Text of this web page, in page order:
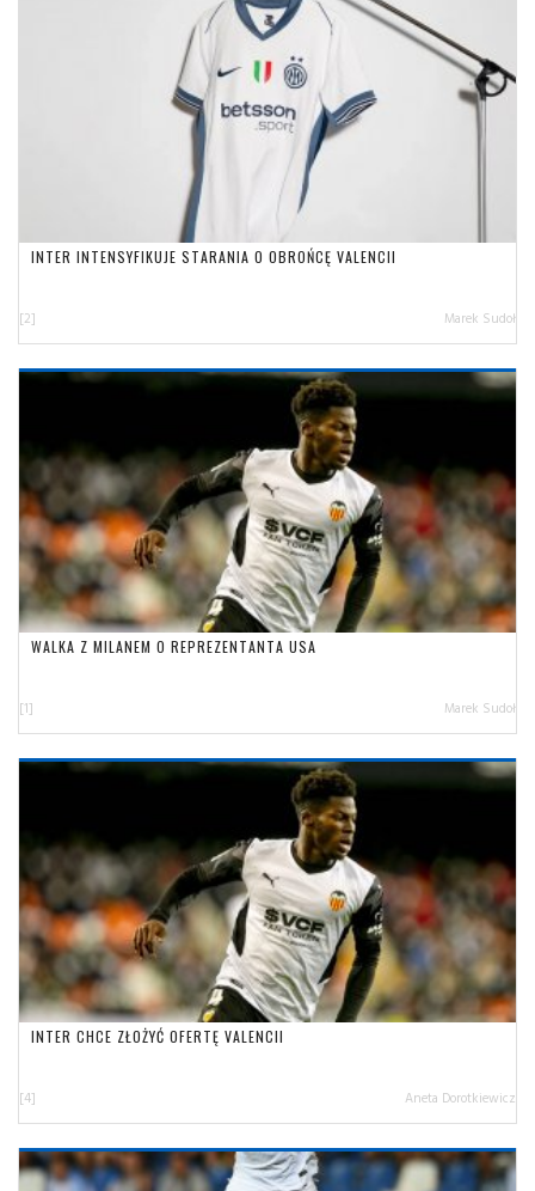
INTER INTENSYFIKUJE STARANIA O OBROŃCĘ VALENCII
[2] Marek Sudoł
WALKA Z MILANEM O REPREZENTANTA USA
[1] Marek Sudoł
INTER CHCE ZŁOŻYĆ OFERTĘ VALENCII
[4] Aneta Dorotkiewicz